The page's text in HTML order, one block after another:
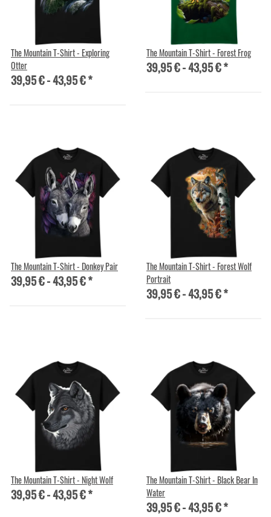
The Mountain T-Shirt - Exploring
Otter
39,95 € -43,95 €*
The Mountain T-Shirt - Forest Frog
39,95 € -43,95 €*
The Mountain T-Shirt - Donkey Pair
39,95 € -43,95 €*
The Mountain T-Shirt - Forest Wolf
Portrait
39,95 € -43,95 €*
The Mountain T-Shirt - Night Wolf
39,95 € -43,95 €*
The Mountain T-Shirt - Black Bear In
Water
39,95 € -43,95 €*